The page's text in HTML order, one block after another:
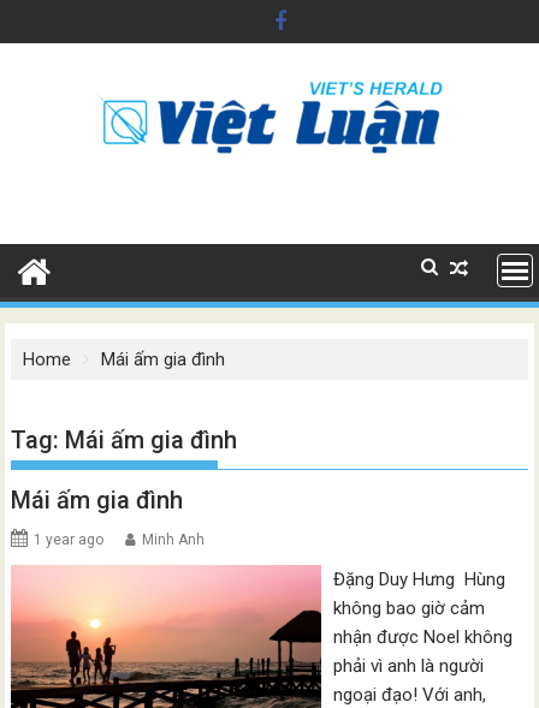
to
Home Mái ấm gia đình
Tag: Mái ấm gia đình
Mái ấm gia đình
1 year ago Minh Anh
Đặng Duy Hưng Hùng
không bao giờ cảm
nhận được Noel không
phải vì anh là người
ngoại đạo! Với anh,